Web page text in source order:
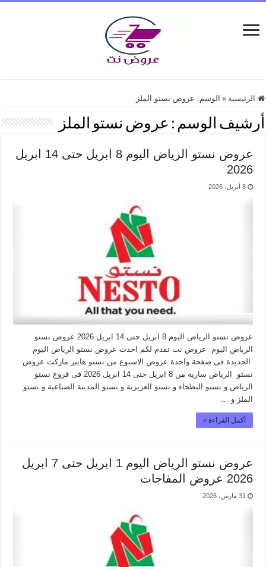
الرئيسية » الوسم: عروض نستو الملز
أرشيف الوسم : عروض نستو الملز
عروض نستو الرياض اليوم 8 ابريل حتى 14 ابريل
2026
8 أبريل، 2026
عروض نستو الرياض اليوم 8 ابريل حتى 14 ابريل 2026 عروض نستو
الرياض اليوم عروض نت تقدم لكم احدث عروض نستو الرياض اليوم
الجديدة فى صفحة واحدة عروض الاسبوع من نستو هايبر ماركت عروض
نستو الرياض سارية من 8 ابريل حتى 14 ابريل 2026 فى فروع نستو
الرياض و نستو البطحاء و نستو العزيزية و نستو المدينة الصناعية و نستو
الملز و …
أكمل القراءة »
عروض نستو الرياض اليوم 1 ابريل حتى 7 ابريل
2026 عروض المفاجات
31 مارس، 2026